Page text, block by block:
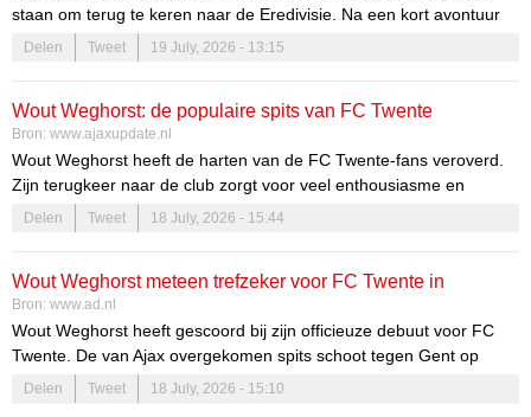
staan om terug te keren naar de Eredivisie. Na een kort avontuur
bij Al-Wahda is hij nu in gesprek met NEC over een mogelijke
samenwerking. De terugkeer van zo’n iconische speler kan niet
implicaties voor de Nederlandse competitie.
Delen Tweet 19 July, 2026 - 13:15
Wout Weghorst: de populaire spits van FC Twente
Bron: www.ajaxupdate.nl
Wout Weghorst heeft de harten van de FC Twente-fans veroverd.
Zijn terugkeer naar de club zorgt voor veel enthousiasme en
verwachtingen. De spits, die eerder zijn vaardigheden toonde in
binnen- en buitenland, is nu opnieuw een belangrijk figuur voor de
Een geliefde speler bij FC Twente
Weghorst geniet grote populariteit bij FC Twente. Het shirt met zijn
naam is de best verkochte in de fanshop van de club.
Delen Tweet 18 July, 2026 - 15:44
Wout Weghorst meteen trefzeker voor FC Twente in
gelijkspel tegen Gent
Bron: www.ad.nl
Wout Weghorst heeft gescoord bij zijn officieuze debuut voor FC
Twente. De van Ajax overgekomen spits schoot tegen Gent op
aangeven van Ruud Nijstad na een kleine tien minuten de 1-1
binnen. Het duel in Delden eindigde in 2-2.
Delen Tweet 18 July, 2026 - 15:10